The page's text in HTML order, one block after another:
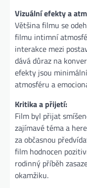
Vizuální efekty a
Většina filmu se
filmu intimní
interakce mezi
dává důraz na
efekty jsou
atmosféru a
Kritika a přijetí:
Film byl přijat
zajímavé téma a
za občasnou
film hodnocen
rodinný příběh
okamžiku​.